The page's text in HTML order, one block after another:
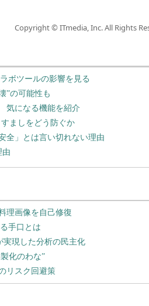
Copyright © ITmedia, Inc. All Rights
ボツールの影響を見る
”の可能性も
気になる機能を紹介
ましをどう防ぐか
全」とは言い切れない理由
由